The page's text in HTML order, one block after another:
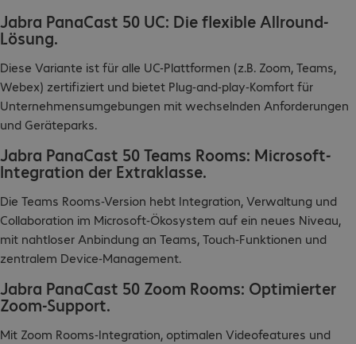
Jabra PanaCast 50 UC: Die flexible Allround-
Lösung.
Diese Variante ist für alle UC-Plattformen (z.B. Zoom, Teams,
Webex) zertifiziert und bietet Plug-and-play-Komfort für
Unternehmensumgebungen mit wechselnden Anforderungen
und Geräteparks.
Jabra PanaCast 50 Teams Rooms: Microsoft-
Integration der Extraklasse.
Die Teams Rooms-Version hebt Integration, Verwaltung und
Collaboration im Microsoft-Ökosystem auf ein neues Niveau,
mit nahtloser Anbindung an Teams, Touch-Funktionen und
zentralem Device-Management.
Jabra PanaCast 50 Zoom Rooms: Optimierter
Zoom-Support.
Mit Zoom Rooms-Integration, optimalen Videofeatures und